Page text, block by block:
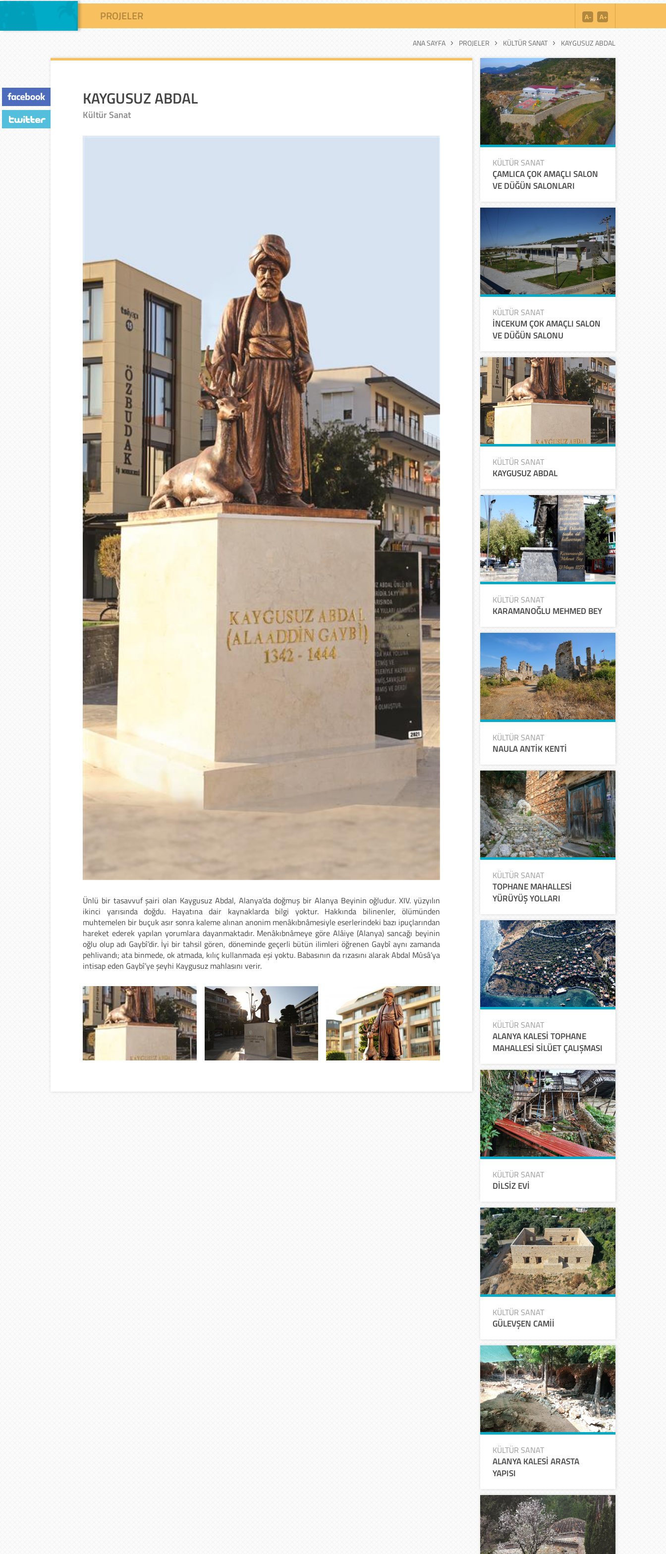
PROJELER
ANA SAYFA PROJELER KÜLTÜR SANAT KAYGUSUZ ABDAL
KAYGUSUZ ABDAL
Kültür Sanat
Ünlü bir tasavvuf şairi olan Kaygusuz Abdal, Alanya’da doğmuş bir Alanya Beyinin oğludur. XIV. yüzyılın
ikinci yarısında doğdu. Hayatına dair kaynaklarda bilgi yoktur. Hakkında bilinenler, ölümünden
muhtemelen bir buçuk asır sonra kaleme alınan anonim menâkıbnâmesiyle eserlerindeki bazı ipuçlarından
hareket ederek yapılan yorumlara dayanmaktadır. Menâkıbnâmeye göre Alâiye (Alanya) sancağı beyinin
oğlu olup adı Gaybî’dir. İyi bir tahsil gören, döneminde geçerli bütün ilimleri öğrenen Gaybî aynı zamanda
pehlivandı; ata binmede, ok atmada, kılıç kullanmada eşi yoktu. Babasının da rızasını alarak Abdal Mûsâ’ya
intisap eden Gaybî’ye şeyhi Kaygusuz mahlasını verir.
KÜLTÜR SANAT
ÇAMLICA ÇOK AMAÇLI SALON
VE DÜĞÜN SALONLARI
KÜLTÜR SANAT
İNCEKUM ÇOK AMAÇLI SALON
VE DÜĞÜN SALONU
KÜLTÜR SANAT
KAYGUSUZ ABDAL
KÜLTÜR SANAT
KARAMANOĞLU MEHMED BEY
KÜLTÜR SANAT
NAULA ANTİK KENTİ
KÜLTÜR SANAT
TOPHANE MAHALLESİ
YÜRÜYÜŞ YOLLARI
KÜLTÜR SANAT
ALANYA KALESİ TOPHANE
MAHALLESİ SİLÜET ÇALIŞMASI
KÜLTÜR SANAT
DİLSİZ EVİ
KÜLTÜR SANAT
GÜLEVŞEN CAMİİ
KÜLTÜR SANAT
ALANYA KALESİ ARASTA
YAPISI